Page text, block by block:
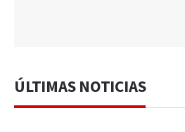
ÚLTIMAS NOTICIAS